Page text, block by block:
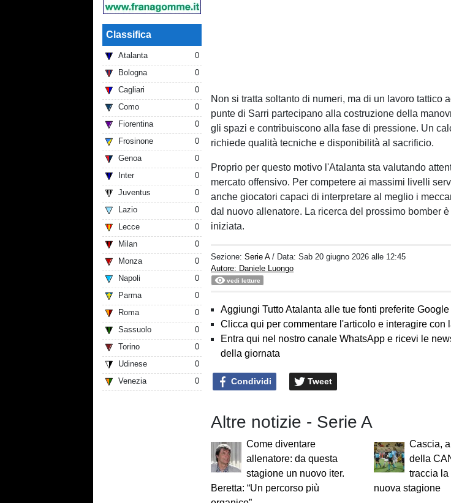
Classifica
Atalanta
0
Bologna
0
Cagliari
0
Como
0
Fiorentina
0
Frosinone
0
Genoa
0
Inter
0
Juventus
0
Lazio
0
Lecce
0
Milan
0
Monza
0
Napoli
0
Parma
0
Roma
0
Sassuolo
0
Torino
0
Udinese
0
Venezia
0
Non si tratta soltanto di numeri, ma di un lavoro tattico
punte di Sarri partecipano alla costruzione della
gli spazi e contribuiscono alla fase di pressione. Un
richiede qualità tecniche e disponibilità al sacrificio.
Proprio per questo motivo l'Atalanta sta valutando
mercato offensivo. Per competere ai massimi livelli
anche giocatori capaci di interpretare al meglio i
dal nuovo allenatore. La ricerca del prossimo bomber
iniziata.
Sezione:Serie A / Data:Sab 20 giugno 2026 alle 12:45
Autore: Daniele Luongo
vedi letture
Aggiungi Tutto Atalanta alle tue fonti preferite Google
Clicca qui per commentare l'articolo e interagire con
Entra qui nel nostro canale WhatsApp e ricevi le
della giornata
Condividi Tweet
Altre notizie - Serie A
Come diventare
allenatore: da questa
stagione un nuovo iter.
Beretta: “Un percorso più
Cascia,
della
traccia la
nuova stagione